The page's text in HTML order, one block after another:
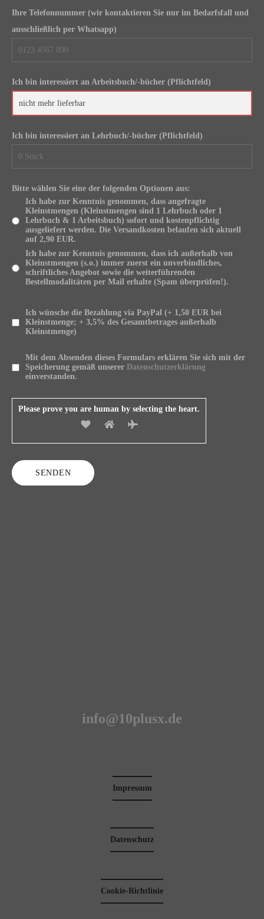
Ihre Telefonnummer (wir kontaktieren Sie nur im Bedarfsfall und
ausschließlich per Whatsapp)
Ich bin interessiert an Arbeitsbuch/-bücher (Pflichtfeld)
Ich bin interessiert an Lehrbuch/-bücher (Pflichtfeld)
Bitte wählen Sie eine der folgenden Optionen aus:
Ich habe zur Kenntnis genommen, dass angefragte
Kleinstmengen (Kleinstmengen sind 1 Lehrbuch oder 1
Lehrbuch & 1 Arbeitsbuch) sofort und kostenpflichtig
ausgeliefert werden. Die Versandkosten belaufen sich aktuell
auf 2,90 EUR.
Ich habe zur Kenntnis genommen, dass ich außerhalb von
Kleinstmengen (s.o.) immer zuerst ein unverbindliches,
schriftliches Angebot sowie die weiterführenden
Bestellmodalitäten per Mail erhalte (Spam überprüfen!).
Ich wünsche die Bezahlung via PayPal (+ 1,50 EUR bei
Kleinstmenge; + 3,5% des Gesamtbetrages außerhalb
Kleinstmenge)
Mit dem Absenden dieses Formulars erklären Sie sich mit der
Speicherung gemäß unserer Datenschutzerklärung
einverstanden.
Please prove you are human by selecting the heart.
info@10plusx.de
Impressum
Datenschutz
Cookie-Richtlinie